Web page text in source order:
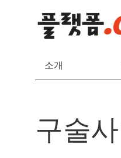
소개
구술사